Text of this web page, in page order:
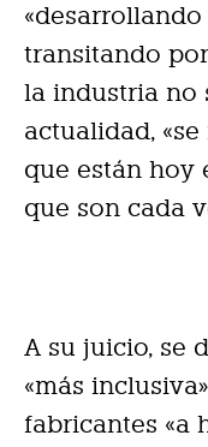
transitando
la industria no
actualidad,
que están hoy
que son cada
A su juicio, se
«más
fabricantes «a